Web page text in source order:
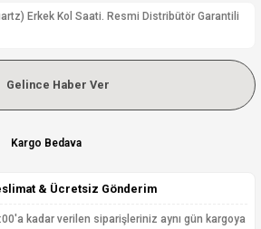
Erkek Kol Saati. Resmi Distribütör Garantili
Gelince Haber Ver
Kargo Bedava
& Ücretsiz Gönderim
kadar verilen siparişleriniz aynı gün kargoya